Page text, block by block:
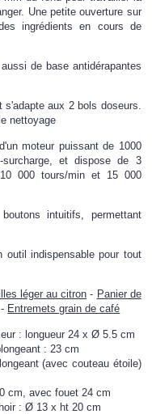
Une petite ouverture sur
ingrédients en cours de
de base antidérapantes
s'adapte aux 2 bols doseurs.
nettoyage
moteur puissant de 1000
et dispose de 3
000 tours/min et 15 000
intuitifs, permettant
outil indispensable pour tout
léger au citron - Panier de
- Entremets grain de café
: longueur 24 x Ø 5.5 cm
: 23 cm
(avec couteau étoile)
cm, avec fouet 24 cm
: Ø 13 x ht 20 cm